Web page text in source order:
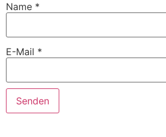
Name *
E-Mail *